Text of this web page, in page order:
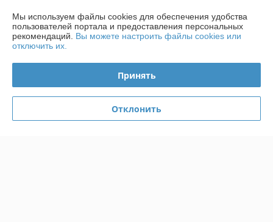
Контакты
Доставка и оплата
Мы используем файлы cookies для обеспечения удобства
пользователей портала и предоставления персональных
рекомендаций. Вы можете настроить файлы cookies или
отключить их.
Принять
Отклонить